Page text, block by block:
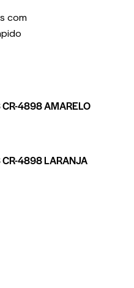
com
CR-4898 AMARELO
CR-4898 LARANJA